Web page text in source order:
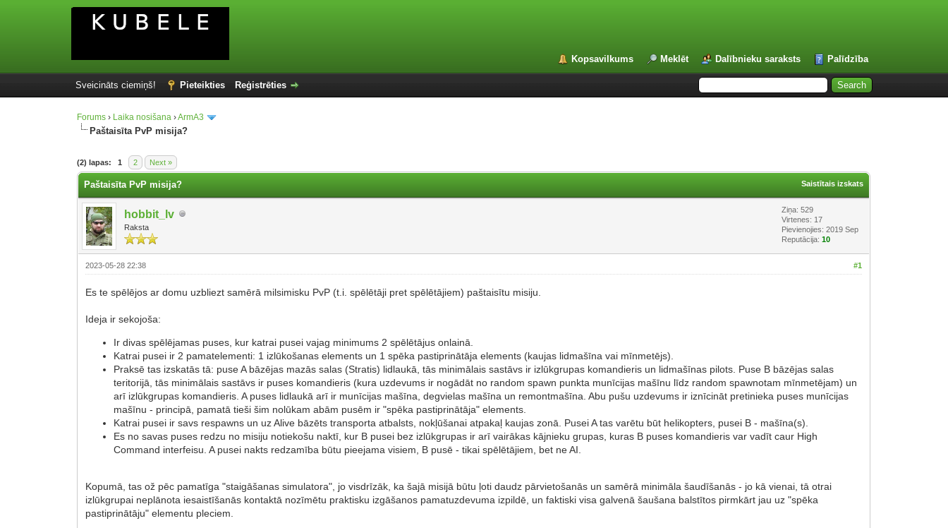
Kopsavilkums Meklēt Dalībnieku saraksts Palīdzība
Sveicināts ciemiņš! Pieteikties Reģistrēties
Forums › Laika nosišana ›ArmA3
Paštaisīta PvP misija?
(2) lapas: 1 2 Next »
Saistītais izskats
Paštaisīta PvP misija?
hobbit_lv
Raksta
Ziņa: 529
Virtenes: 17
Pievienojies: 2019 Sep
Reputācija:10
#1
2023-05-28 22:38
Es te spēlējos ar domu uzbliezt samērā milsimisku PvP (t.i. spēlētāji pret spēlētājiem) paštaisītu misiju.
Ideja ir sekojoša:
Ir divas spēlējamas puses, kur katrai pusei vajag minimums 2 spēlētājus onlainā.
Katrai pusei ir 2 pamatelementi: 1 izlūkošanas elements un 1 spēka pastiprinātāja elements (kaujas lidmašīna vai mīnmetējs).
Praksē tas izskatās tā: puse A bāzējas mazās salas (Stratis) lidlaukā, tās minimālais sastāvs ir izlūkgrupas komandieris un lidmašīnas pilots. Puse B bāzējas salas
teritorijā, tās minimālais sastāvs ir puses komandieris (kura uzdevums ir nogādāt no random spawn punkta munīcijas mašīnu līdz random spawnotam mīnmetējam) un
arī izlūkgrupas komandieris. A puses lidlaukā arī ir munīcijas mašīna, degvielas mašīna un remontmašīna. Abu pušu uzdevums ir iznīcināt pretinieka puses munīcijas
mašīnu - principā, pamatā tieši šim nolūkam abām pusēm ir "spēka pastiprinātāja" elements.
Katrai pusei ir savs respawns un uz Alive bāzēts transporta atbalsts, nokļūšanai atpakaļ kaujas zonā. Pusei A tas varētu būt helikopters, pusei B - mašīna(s).
Es no savas puses redzu no misiju notiekošu naktī, kur B pusei bez izlūkgrupas ir arī vairākas kājnieku grupas, kuras B puses komandieris var vadīt caur High
Command interfeisu. A pusei nakts redzamība būtu pieejama visiem, B pusē - tikai spēlētājiem, bet ne AI.
Kopumā, tas ož pēc pamatīga "staigāšanas simulatora", jo visdrīzāk, ka šajā misijā būtu ļoti daudz pārvietošanās un samērā minimāla šaudīšanās - jo kā vienai, tā otrai
izlūkgrupai neplānota iesaistīšanās kontaktā nozīmētu praktisku izgāšanos pamatuzdevuma izpildē, un faktiski visa galvenā šaušana balstītos pirmkārt jau uz "spēka
pastiprinātāju" elementu pleciem.